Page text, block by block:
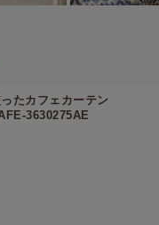
たカフェカーテン
3630275AE